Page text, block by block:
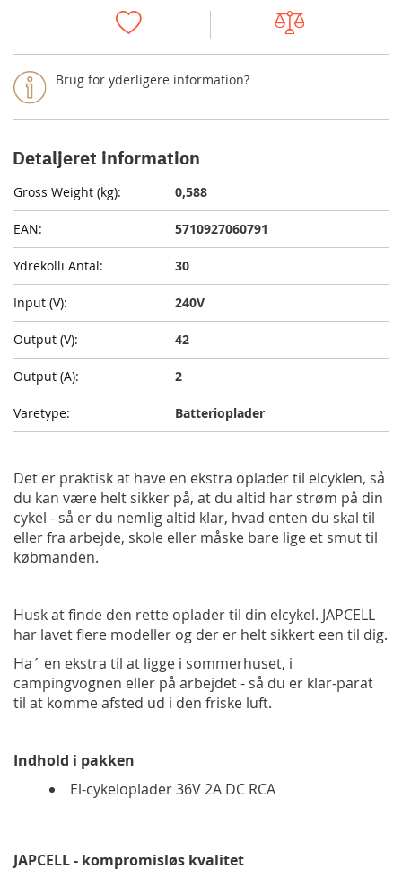
Brug for yderligere information?
Detaljeret information
0,588
5710927060791
30
240V
42
2
Batterioplader
Det er praktisk at have en ekstra oplader til elcyklen, så
du kan være helt sikker på, at du altid har strøm på din
cykel - så er du nemlig altid klar, hvad enten du skal til
eller fra arbejde, skole eller måske bare lige et smut til
købmanden.
Husk at finde den rette oplader til din elcykel. JAPCELL
har lavet flere modeller og der er helt sikkert een til dig.
Ha´ en ekstra til at ligge i sommerhuset, i
campingvognen eller på arbejdet - så du er klar-parat
til at komme afsted ud i den friske luft.
Indhold i pakken
El-cykeloplader 36V 2A DC RCA
JAPCELL - kompromisløs kvalitet